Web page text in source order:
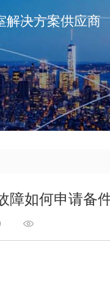
解决方案供应商
障如何申请备